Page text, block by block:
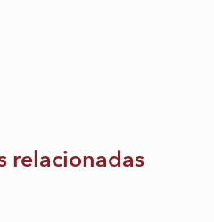
relacionadas